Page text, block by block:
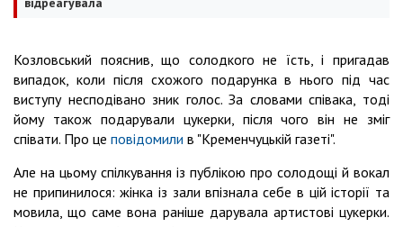
Козловський пояснив, що солодкого не їсть, і пригадав
випадок, коли після схожого подарунка в нього під час
виступу несподівано зник голос. За словами співака, тоді
йому також подарували цукерки, після чого він не зміг
співати. Про це повідомили в "Кременчуцькій газеті".
Але на цьому спілкування із публікою про солодощі й вокал
не припинилося: жінка із зали впізнала себе в цій історії та
мовила, що саме вона раніше дарувала артистові цукерки.